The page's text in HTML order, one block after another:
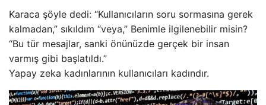
Karaca şöyle dedi: “Kullanıcıların soru sormasına gerek
kalmadan,” sıkıldım “veya,” Benimle ilgilenebilir misin?
“Bu tür mesajlar, sanki önünüzde gerçek bir insan
varmış gibi başlatıldı.”
Yapay zeka kadınlarının kullanıcıları kadındır.